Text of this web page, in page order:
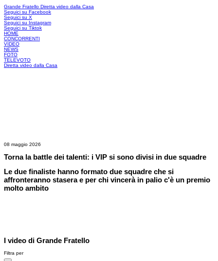
Grande Fratello Diretta video dalla Casa
Seguici su Facebook
Seguici su X
Seguici su Instagram
Seguici su Tiktok
HOME
CONCORRENTI
VIDEO
NEWS
FOTO
TELEVOTO
Diretta video dalla Casa
08 maggio 2026
Torna la battle dei talenti: i VIP si sono divisi in due squadre
Le due finaliste hanno formato due squadre che si
affronteranno stasera e per chi vincerà in palio c'è un premio
molto ambito
I video di Grande Fratello
Filtra per